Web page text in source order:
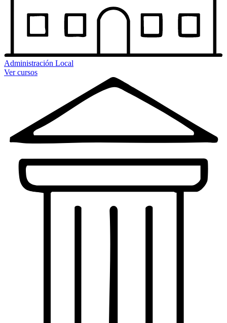
Administración Local
Ver cursos